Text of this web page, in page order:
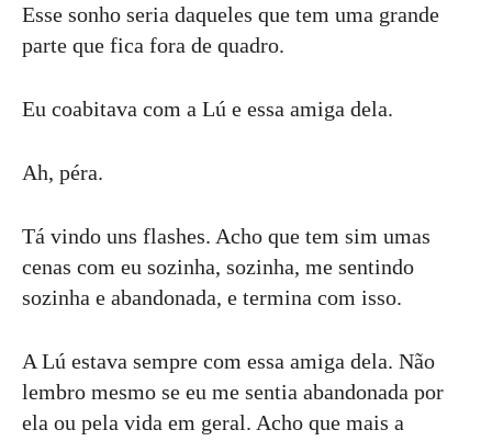
Esse sonho seria daqueles que tem uma grande
parte que fica fora de quadro.
Eu coabitava com a Lú e essa amiga dela.
Ah, péra.
Tá vindo uns flashes. Acho que tem sim umas
cenas com eu sozinha, sozinha, me sentindo
sozinha e abandonada, e termina com isso.
A Lú estava sempre com essa amiga dela. Não
lembro mesmo se eu me sentia abandonada por
ela ou pela vida em geral. Acho que mais a